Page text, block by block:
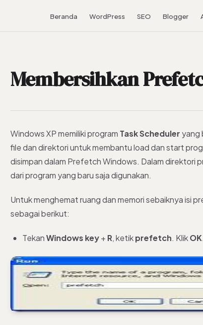
Beranda WordPress SEO Blogger
Membersihkan
Windows XP memiliki program TaskScheduler yang
file dan direktori untuk membantu load dan start
disimpan dalam Prefetch Windows. Dalam direktori
dari program yang baru saja digunakan.
Untuk menghemat ruang dan memori sebaiknya isi
sebagai berikut:
TekanWindows key+ R, ketikprefetch. KlikOK